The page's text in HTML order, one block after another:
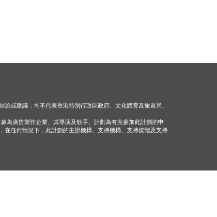
或建議，均不代表香港特別行政區政府、文化體育及旅遊局、
為廣告製作企業、其導演及歌手。計劃為有意參加此計劃的申
任何情況下，此計劃的主辦機構、支持機構、支持媒體及支持